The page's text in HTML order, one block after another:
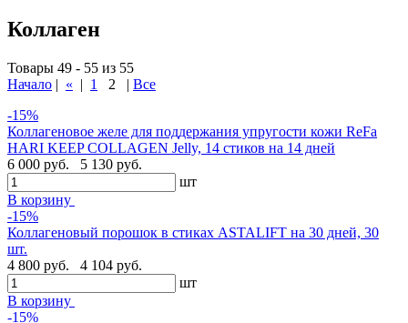
Коллаген
Товары 49 - 55 из 55
Начало | « | 1 2 | Все
-15%
Коллагеновое желе для поддержания упругости кожи ReFa
HARI KEEP COLLAGEN Jelly, 14 стиков на 14 дней
6 000 руб.
5 130 руб.
шт
В корзину
-15%
Коллагеновый порошок в стиках ASTALIFT на 30 дней, 30
шт.
4 800 руб.
4 104 руб.
шт
В корзину
-15%